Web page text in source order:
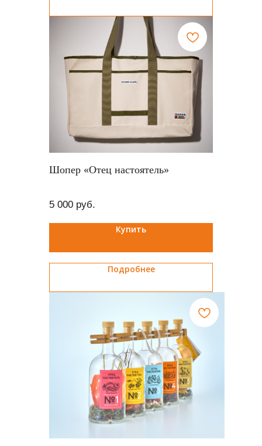
Шопер «Отец настоятель»
5 000 руб.
Купить
Подробнее